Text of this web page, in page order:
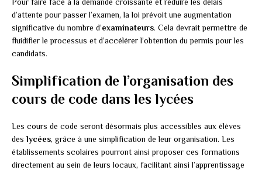
d’attente pour passer l’examen, la loi prévoit une augmentation
significative du nombre d’examinateurs. Cela devrait permettre de
fluidifier le processus et d’accélérer l’obtention du permis pour les
candidats.
Simplification de l’organisation des
cours de code dans les lycées
Les cours de code seront désormais plus accessibles aux élèves
des lycées, grâce à une simplification de leur organisation. Les
établissements scolaires pourront ainsi proposer ces formations
directement au sein de leurs locaux, facilitant ainsi l’apprentissage